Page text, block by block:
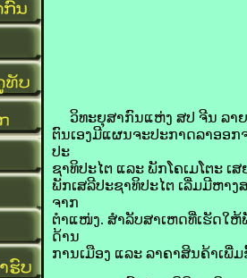
ວິທະຍຸ​ສາກົນ​ແຫ່ງ ​ສປ ຈີນ ລາຍ​
ຕົນ​ເອງ​ມີ​ແຜນ​ຈະ​ປະກາດ​ລາ​ອອ
ປະ
ຊາທິປະໄຕ ແລະ ພັກ​ໂຄ​ເມ​ໂຕະ
ພັກ​ເສລີ​ປະຊາທິປະໄຕ​ ເລີ່ມ​ມີ​ຫາ
ຈາກ​
ຕຳແໜ່ງ. ສຳລັບ​ສາເຫດ​ທີ່​ເຮັດ​ໃຫ້​
ດ້ານ​
ການເມືອງ ແລະ ​ລາຄາ​ສິນຄ້າ​ເພີ່ມ​